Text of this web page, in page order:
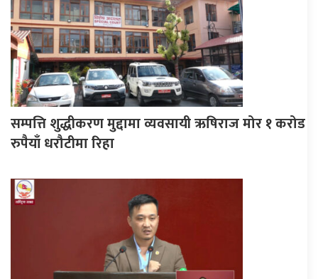
सम्पत्ति शुद्धीकरण मुद्दामा व्यवसायी ऋषिराज मोर १ करोड
रुपैयाँ धरौटीमा रिहा